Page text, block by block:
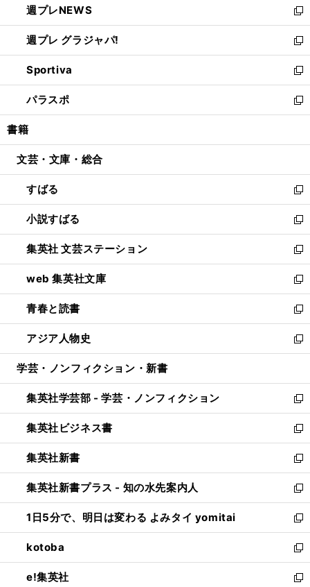
く
で
開
く
ド
ウ
で
開
く
い
ウ
ィ
ン
ド
ウ
で
開
週プレNEWS
新
し
い
ウ
ィ
ン
ド
ウ
開
週プレ グラジャパ!
新
し
い
ウ
ィ
ン
ウ
開
く
Sportiva
新
し
い
ウ
ン
ウ
で
開
く
パラスポ
新
し
ウ
ン
ド
ウ
で
開
く
書籍
文芸・文庫・総合
すばる
新
し
い
ウ
ィ
ン
ド
ウ
で
開
く
小説すばる
新
し
い
ウ
ィ
ン
ド
ウ
で
開
集英社 文芸ステーション
新
し
い
ウ
ィ
ン
ド
ウ
開
く
web 集英社文庫
新
し
い
ウ
ィ
ン
ウ
で
開
く
青春と読書
新
し
い
ウ
ン
ド
ウ
で
開
く
アジア人物史
新
し
ウ
ィ
ン
ド
ウ
で
開
く
学芸・ノンフィクション・新書
集英社学芸部 - 学芸・ノンフィクション
新
し
い
ウ
ィ
ン
ド
ウ
で
開
く
集英社ビジネス書
新
し
い
ウ
ィ
ン
ド
ウ
で
開
く
集英社新書
新
し
い
ウ
ィ
ン
ド
ウ
で
集英社新書プラス - 知の水先案内人
新
し
い
ウ
ィ
ン
ド
1日5分で、明日は変わる よみタイ yomitai
新
し
い
ウ
ィ
kotoba
新
し
い
e!集英社
新